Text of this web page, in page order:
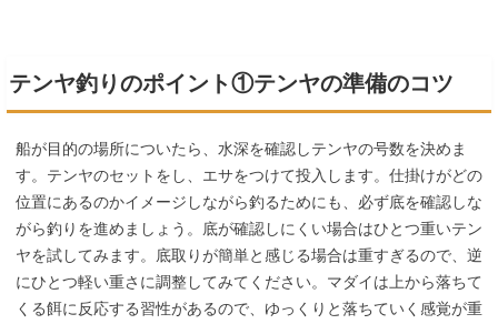
テンヤ釣りのポイント①テンヤの準備のコツ
船が目的の場所についたら、水深を確認しテンヤの号数を決めま
す。テンヤのセットをし、エサをつけて投入します。仕掛けがどの
位置にあるのかイメージしながら釣るためにも、必ず底を確認しな
がら釣りを進めましょう。底が確認しにくい場合はひとつ重いテン
ヤを試してみます。底取りが簡単と感じる場合は重すぎるので、逆
にひとつ軽い重さに調整してみてください。マダイは上から落ちて
くる餌に反応する習性があるので、ゆっくりと落ちていく感覚が重